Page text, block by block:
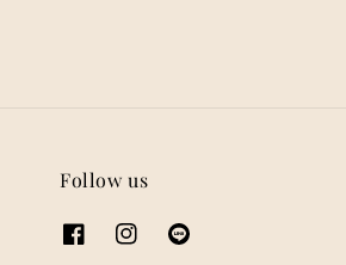
Follow us